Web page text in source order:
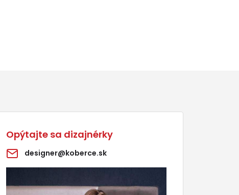
Opýtajte sa dizajnérky
designer@koberce.sk